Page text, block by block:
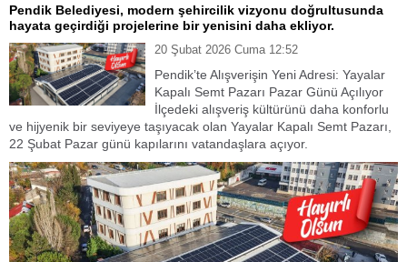
​Pendik Belediyesi, modern şehircilik vizyonu doğrultusunda
hayata geçirdiği projelerine bir yenisini daha ekliyor.
20 Şubat 2026 Cuma 12:52
Pendik’te Alışverişin Yeni Adresi: Yayalar
Kapalı Semt Pazarı Pazar Günü Açılıyor
İlçedeki alışveriş kültürünü daha konforlu
ve hijyenik bir seviyeye taşıyacak olan Yayalar Kapalı Semt Pazarı,
22 Şubat Pazar günü kapılarını vatandaşlara açıyor.